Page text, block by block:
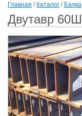
Главная / Каталог / Балка
Двутавр 60Ш